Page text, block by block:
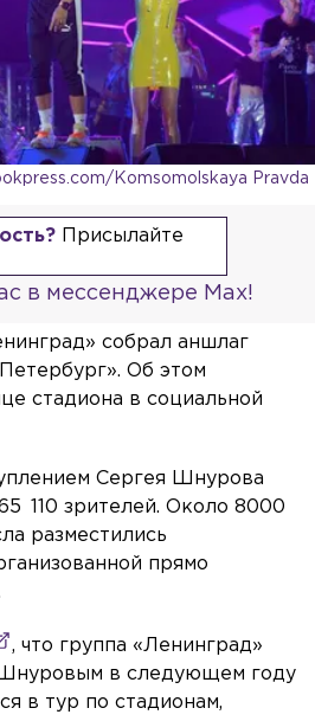
Komsomolskaya Pravda
Присылайте
в мессенджере Max!
собрал аншлаг
Об этом
стадиона в социальной
Сергея Шнурова
110 зрителей. Около 8000
разместились
прямо
, что группа «Ленинград»
в следующем году
в тур по стадионам,